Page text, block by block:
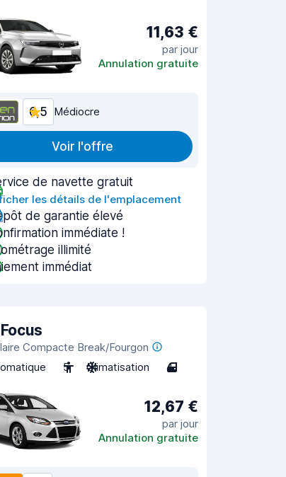
11,63 €
par jour
Annulation gratuite
6,5 Médiocre
Voir l'offre
de navette gratuit
les détails de l'emplacement
de garantie élevé
immédiate !
illimité
immédiat
Compacte Break/Fourgon
5 Climatisation 4
12,67 €
par jour
Annulation gratuite